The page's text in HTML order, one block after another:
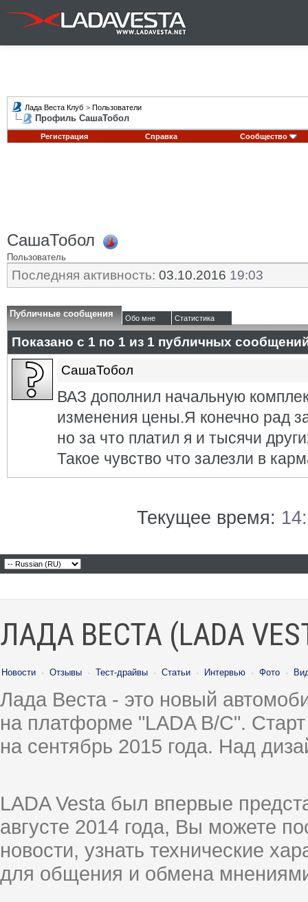
Лада Веста Клуб > Пользователи
Профиль СашаТобол
Регистрация Справка Сообщество
СашаТобол
Пользователь
Последняя активность: 03.10.2016 19:03
Публичные сообщения Обо мне Статистика
Показано с 1 по 1 из 1 публичных
СашаТобол
ВАЗ дополнил начальную
изменения цены.Я конечно рад
но за что платил я и тысячи
Такое чувство что залезли в
Текущее время:
ЛАДА ВЕСТА (LADA
Новости · Отзывы · Тест-драйвы · Статьи · Интервью · Фото ·
Лада Веста - это новый
на платформе "LADA B/C".
на сентябрь 2015 года. Над
LADA Vesta был впервые
августе 2014 года, Вы можете
новости, узнать технические
для общения и обмена